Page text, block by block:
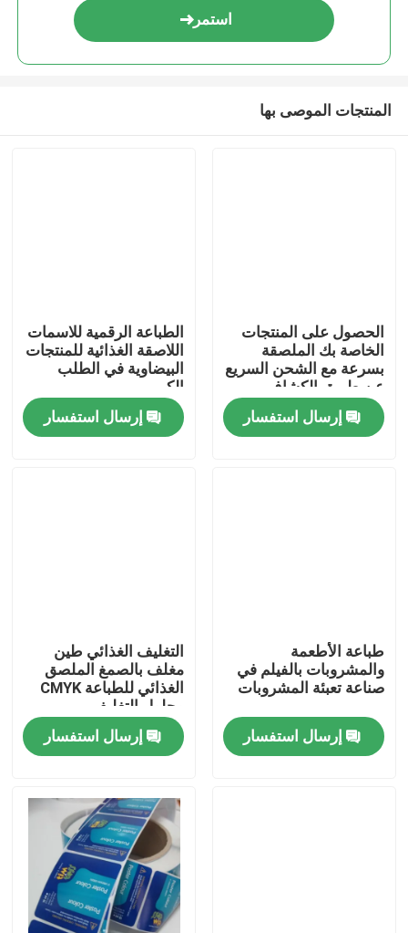
منزل
ملصقات ملصقات التعبئة والتغليف
تسميات البيع بالتجزئة المخصصة
تسميات مستحضرات التجميل للماء
استمر
المنتجات الموصى بها
الحصول على المنتجات
الخاصة بك الملصقة
بسرعة مع الشحن السريع
عن طريق الكشاف
الزجاجة ملصق آلات وضع
العلاماتإرسال استفسار
الطباعة الرقمية للاسمات
اللاصقة الغذائية للمنتجات
البيضاوية في الطلب
الكبير
إرسال استفسار
طباعة الأطعمة
والمشروبات بالفيلم في
صناعة تعبئة المشروبات
إرسال استفسار
التغليف الغذائي طين
مغلف بالصمغ الملصق
الغذائي للطباعة CMYK
وحلول التغليف
إرسال استفسار